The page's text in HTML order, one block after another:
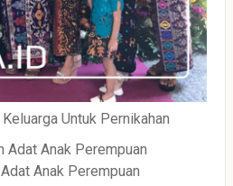
Untuk Pernikahan
Anak Perempuan